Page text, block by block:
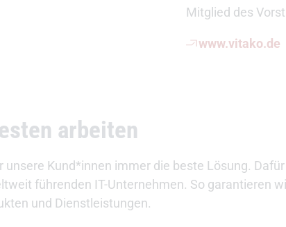
Mitglied des
www.vitako.de
arbeiten
unsere Kund*innen immer die beste Lösung.
führenden IT-Unternehmen. So garantieren
und Dienstleistungen.